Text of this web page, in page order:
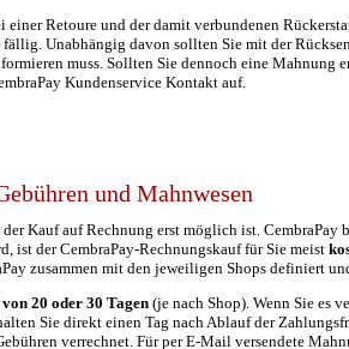
Retoure und der damit verbundenen
Unabhängig davon sollten Sie mit der
muss. Sollten Sie dennoch eine Mahnung
Kundenservice Kontakt auf.
und Mahnwesen
der Kauf auf Rechnung erst möglich ist.
ist der CembraPay-Rechnungskauf für Sie meist
zusammen mit den jeweiligen Shops definiert
20 oder 30 Tagen (je nach Shop). Wenn Sie es
Sie direkt einen Tag nach Ablauf der
verrechnet. Für per E-Mail versendete